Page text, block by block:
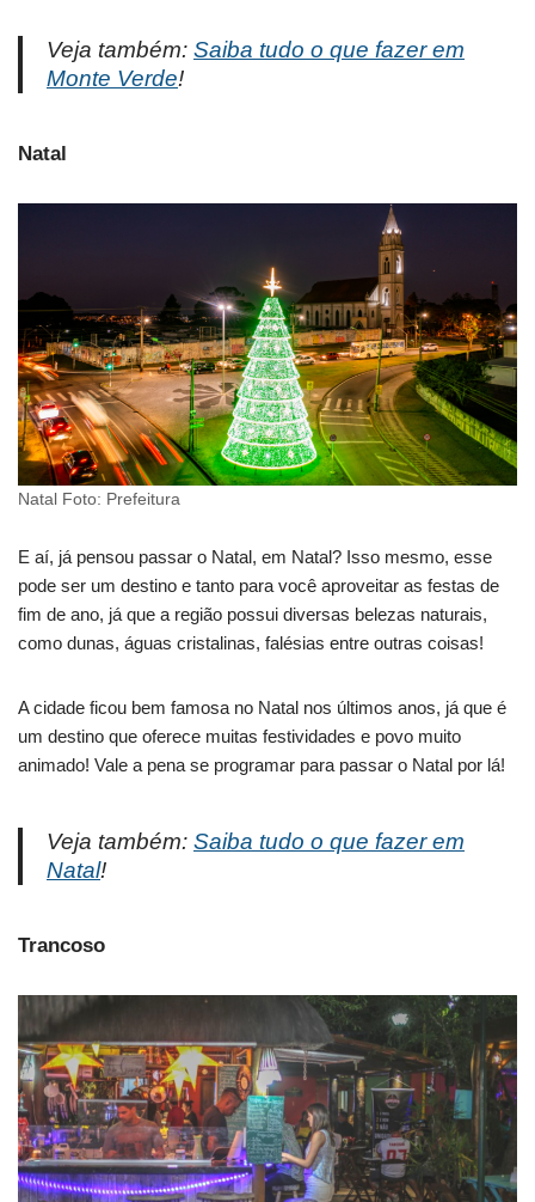
Veja também: Saiba tudo o que fazer em
Monte Verde!
Natal
Natal Foto: Prefeitura
E aí, já pensou passar o Natal, em Natal? Isso mesmo, esse
pode ser um destino e tanto para você aproveitar as festas de
fim de ano, já que a região possui diversas belezas naturais,
como dunas, águas cristalinas, falésias entre outras coisas!
A cidade ficou bem famosa no Natal nos últimos anos, já que é
um destino que oferece muitas festividades e povo muito
animado! Vale a pena se programar para passar o Natal por lá!
Veja também: Saiba tudo o que fazer em
Natal!
Trancoso